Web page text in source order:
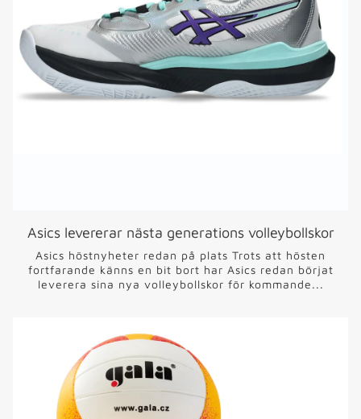
Asics levererar nästa generations volleybollskor
Asics höstnyheter redan på plats Trots att hösten
fortfarande känns en bit bort har Asics redan börjat
leverera sina nya volleybollskor för kommande...